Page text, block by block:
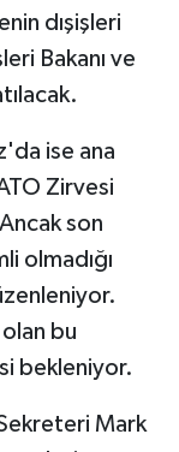
dışişleri
Bakanı ve
ise ana
Zirvesi
son
olmadığı
olan bu
bekleniyor.
Mark